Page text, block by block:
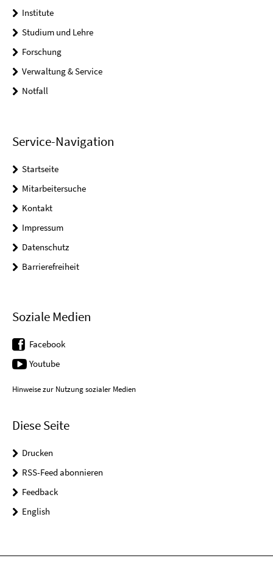
Institute
Studium und Lehre
Forschung
Verwaltung & Service
Notfall
Service-Navigation
Startseite
Mitarbeitersuche
Kontakt
Impressum
Datenschutz
Barrierefreiheit
Soziale Medien
Facebook
Youtube
Hinweise zur Nutzung sozialer Medien
Diese Seite
Drucken
RSS-Feed abonnieren
Feedback
English